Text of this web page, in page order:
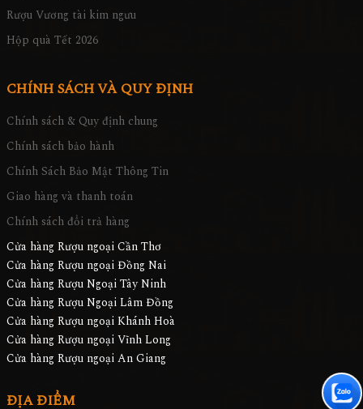
Rượu Vương tài kim ngưu
Hộp quà Tết 2026
CHÍNH SÁCH VÀ QUY ĐỊNH
Chính sách & Quy định chung
Chính sách bảo hành
Chính Sách Bảo Mật Thông Tin
Giao hàng và thanh toán
Chính sách đổi trả hàng
Cửa hàng Rượu ngoại Cần Thơ
Cửa hàng Rượu ngoại Đồng Nai
Cửa hàng Rượu Ngoại Tây Ninh
Cửa hàng Rượu Ngoại Lâm Đồng
Cửa hàng Rượu ngoại Khánh Hoà
Cửa hàng Rượu ngoại Vĩnh Long
Cửa hàng Rượu ngoại An Giang
ĐỊA ĐIỂM